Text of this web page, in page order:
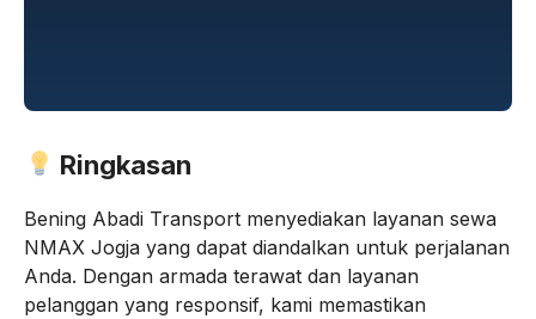
Ringkasan
Bening Abadi Transport menyediakan layanan sewa
NMAX Jogja yang dapat diandalkan untuk perjalanan
Anda. Dengan armada terawat dan layanan
pelanggan yang responsif, kami memastikan